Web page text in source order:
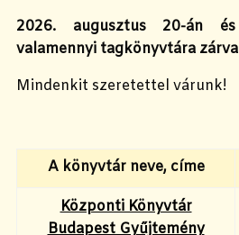
2026. augusztus 20-án
valamennyi tagkönyvtára
Mindenkit szeretettel várunk!
A könyvtár neve, címe
Központi Könyvtár
Budapest Gyűjtemény